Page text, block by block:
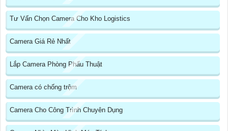
Tư Vấn Chọn Camera Cho Kho Logistics
Camera Giá Rẻ Nhất
Lắp Camera Phòng Phẩu Thuật
Camera có chống trộm
Camera Cho Công Trình Chuyên Dụng